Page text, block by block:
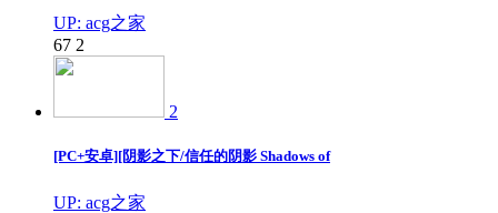
UP: acg之家
67 2
2
[PC+安卓][阴影之下/信任的阴影 Shadows of
UP: acg之家